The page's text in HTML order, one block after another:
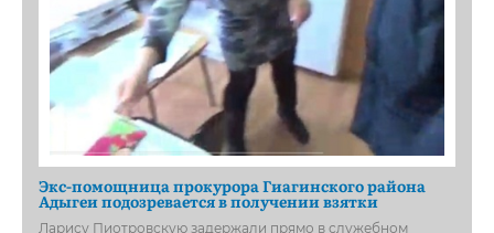
Экс-помощница прокурора Гиагинского района
Адыгеи подозревается в получении взятки
Ларису Пиотровскую задержали прямо в служебном